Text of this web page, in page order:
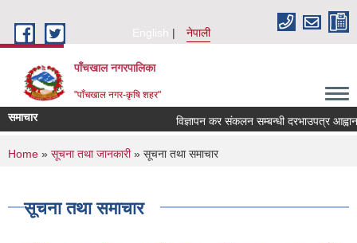
English
नेपाली
पाँचखाल नगरपालिका
"पाँचखाल नगर-कृषि शहर"
समाचार विज्ञापन कर संकलन सम्बन्धी दरभाउपत्र आह्वानको
You are here
Home » सूचना तथा जानकारी» सूचना तथा समाचार
सूचना तथा समाचार